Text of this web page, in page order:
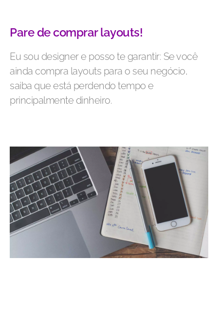
Pare de comprar layouts!
Eu sou designer e posso te garantir: Se você
ainda compra layouts para o seu negócio,
saiba que está perdendo tempo e
principalmente dinheiro.